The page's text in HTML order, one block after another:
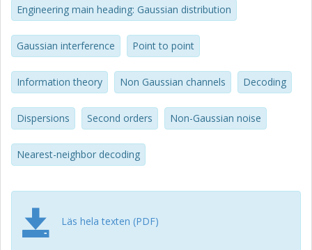
Engineering main heading: Gaussian distribution
Gaussian interference Point to point
Information theory Non Gaussian channels Decoding
Dispersions Second orders Non-Gaussian noise
Nearest-neighbor decoding
Läs hela texten (PDF)